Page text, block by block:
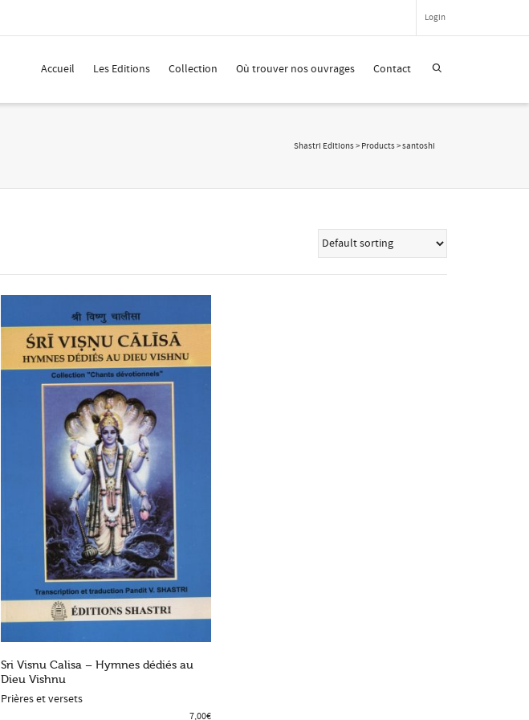
Login
Accueil Les Editions Collection Où trouver nos ouvrages Contact
Shastri Editions> Products>santoshi
Sri Visnu Calisa – Hymnes dédiés au
Dieu Vishnu
Prières et versets
7,00€